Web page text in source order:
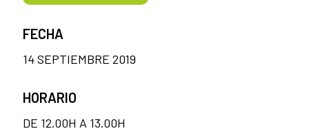
FECHA
14 SEPTIEMBRE 2019
HORARIO
DE 12.00H A 13.00H